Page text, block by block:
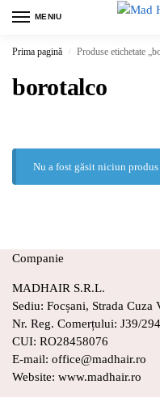
MENIU
Prima pagină / Produse etichetate
borotalco
Nu a fost găsit niciun produs
Companie
MADHAIR S.R.L.
Sediu: Focșani, Strada Cuza
Nr. Reg. Comerțului: J39/
CUI: RO28458076
E-mail: office@madhair.ro
Website: www.madhair.ro